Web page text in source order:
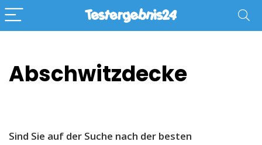
Abschwitzdecke
Sind Sie auf der Suche nach der besten